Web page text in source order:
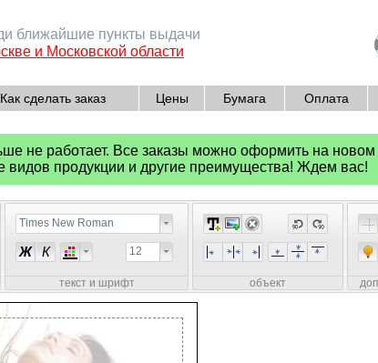
ближайшие пункты выдачи
и Московской области
Как сделать заказ Цены Бумага Оплата
не работает. Все заказы можно оформить на новом
видов продукции и другие преимущества! Ждем вас!
Times New Roman
Ж К 12
текст и шрифт объект